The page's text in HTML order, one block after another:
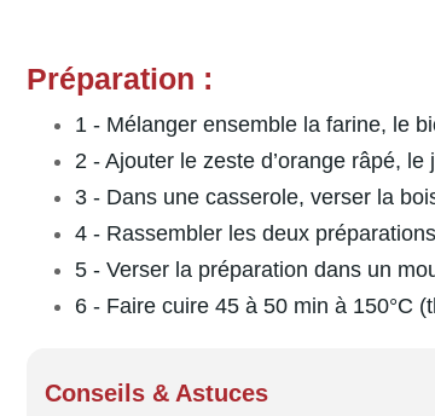
Préparation :
1 - Mélanger ensemble la farine, le
2 - Ajouter le zeste d’orange râpé,
3 - Dans une casserole, verser la
4 - Rassembler les deux
5 - Verser la préparation dans un
6 - Faire cuire 45 à 50 min à 150°C
Conseils & Astuces